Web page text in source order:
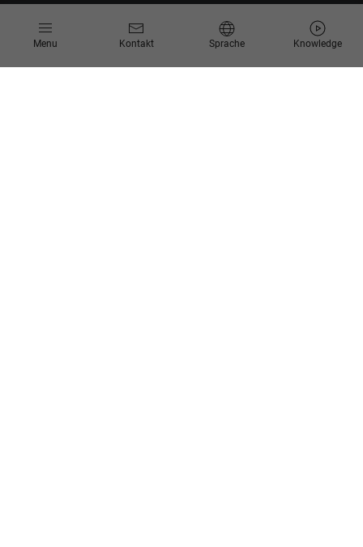
Menu Kontakt Sprache Knowledge
Informationen
Kontakt